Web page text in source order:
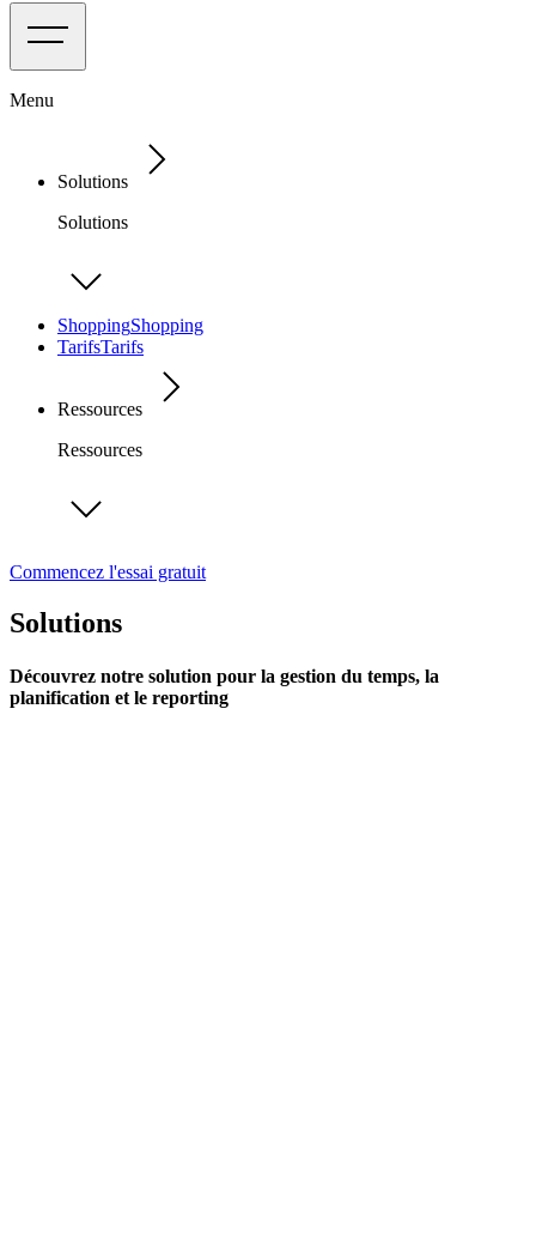
Menu
Solutions
Solutions
ShoppingShopping
TarifsTarifs
Ressources
Ressources
Commencez l'essai gratuit
Solutions
Découvrez notre solution pour la gestion du temps, la
planification et le reporting